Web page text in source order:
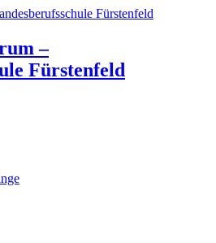
–
Fürstenfeld